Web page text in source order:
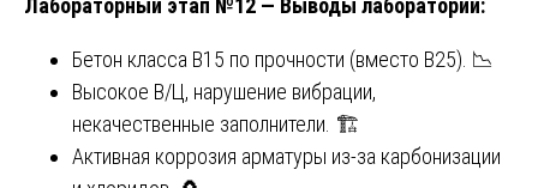
Лабораторный этап №12 — Выводы лаборатории:
Бетон класса B15 по прочности (вместо B25). 📉
Высокое В/Ц, нарушение вибрации,
некачественные заполнители. 🏗️
Активная коррозия арматуры из-за карбонизации